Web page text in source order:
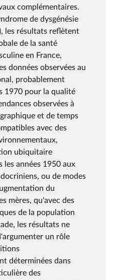
complémentaires.
de dysgénésie
les résultats reflètent
de la santé
en France,
données observées au
probablement
1970 pour la qualité
observées à
et de temps
avec des
ubiquitaire
les années 1950 aux
ou de modes
du
mères, qu'avec des
de la population
les résultats ne
un rôle
déterminées dans
des